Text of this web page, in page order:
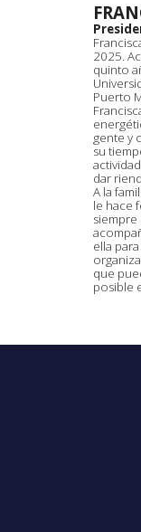
2025.
quinto
Puerto
gente y
su
dar
A la
le hace
siempre
ella
que
posible